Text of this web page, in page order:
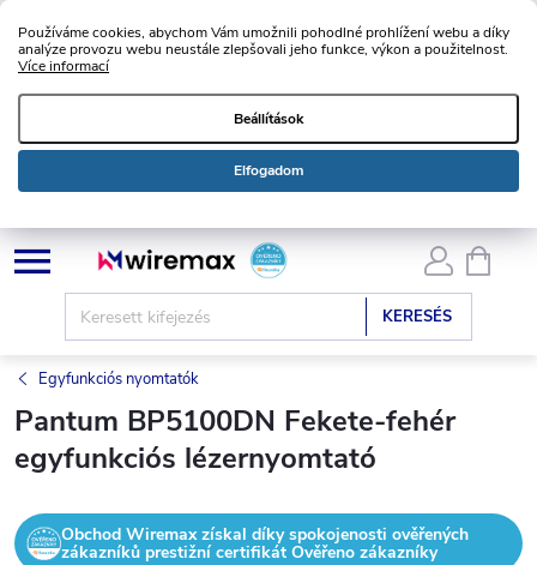
Používáme cookies, abychom Vám umožnili pohodlné prohlížení webu a díky
analýze provozu webu neustále zlepšovali jeho funkce, výkon a použitelnost.
Více informací
Beállítások
Elfogadom
Ugrás
KERESÉS
Egyfunkciós nyomtatók
Pantum BP5100DN Fekete-fehér
egyfunkciós lézernyomtató
Obchod Wiremax získal díky spokojenosti ověřených
zákazníků prestižní certifikát Ověřeno zákazníky